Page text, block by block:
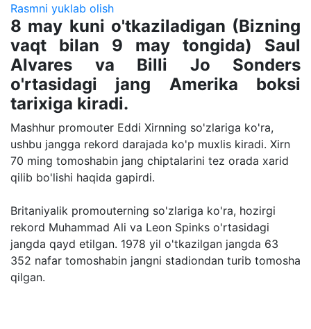
Rasmni yuklab olish
8 may kuni o'tkaziladigan (Bizning
vaqt bilan 9 may tongida) Saul
Alvares va Billi Jo Sonders
o'rtasidagi jang Amerika boksi
tarixiga kiradi.
Mashhur promouter Eddi Xirnning so'zlariga ko'ra,
ushbu jangga rekord darajada ko'p muxlis kiradi. Xirn
70 ming tomoshabin jang chiptalarini tez orada xarid
qilib bo'lishi haqida gapirdi.
Britaniyalik promouterning so'zlariga ko'ra, hozirgi
rekord Muhammad Ali va Leon Spinks o'rtasidagi
jangda qayd etilgan. 1978 yil o'tkazilgan jangda 63
352 nafar tomoshabin jangni stadiondan turib tomosha
qilgan.